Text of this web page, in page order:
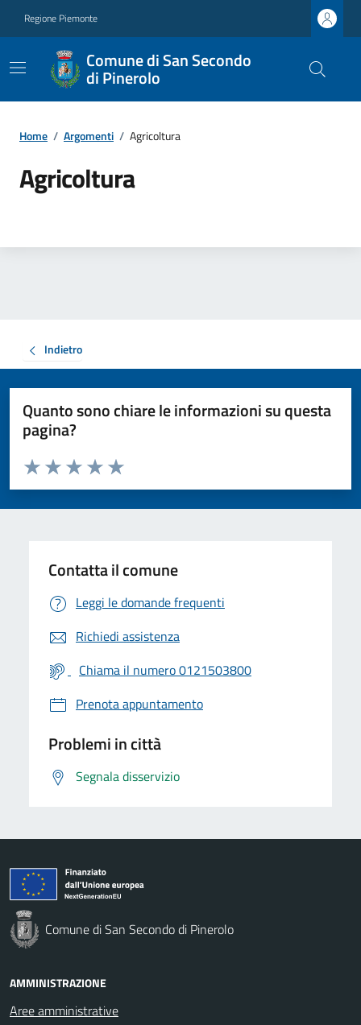
Regione Piemonte
Comune di San Secondo
di Pinerolo
Home / Argomenti / Agricoltura
Agricoltura
Indietro
Quanto sono chiare le informazioni su questa
pagina?
Valuta da 1 a 5 stelle la pagina
Valuta 5 stelle su 5
Valuta 4 stelle su 5
Valuta 3 stelle su 5
Valuta 2 stelle su 5
Valuta 1 stelle su 5
Contatta il comune
Leggi le domande frequenti
Richiedi assistenza
Chiama il numero 0121503800
Prenota appuntamento
Problemi in città
Segnala disservizio
Comune di San Secondo di Pinerolo
AMMINISTRAZIONE
Aree amministrative